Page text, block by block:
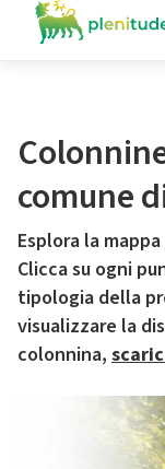
comune
Esplora la
Clicca su ogni
tipologia della
visualizzare la
colonnina,